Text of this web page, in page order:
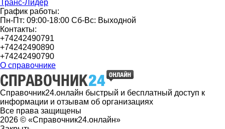
Транс-Лидер
График работы:
Пн-Пт: 09:00-18:00 Сб-Вс: Выходной
Контакты:
+74242490791
+74242490890
+74242490790
О справочнике
Справочник24.онлайн быстрый и бесплатный доступ к
информации и отзывам об организациях
Все права защищены
2026 © «Справочник24.онлайн»